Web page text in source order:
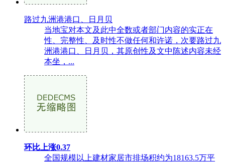
路过九洲港港口、日月贝
当地宝对本文及此中全数或者部门内容的实正在
性、完整性、及时性不做任何和许诺，次要路过九
洲港港口、日月贝，其原创性及文中陈述内容未经
本坐，...
环比上涨0.37
全国规模以上建材家居市排场积约为18163.5万平